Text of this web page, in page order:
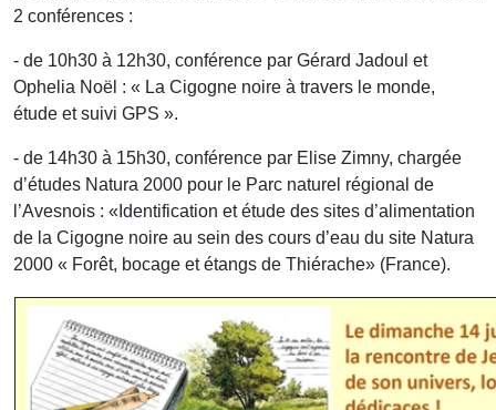
2 conférences :
- de 10h30 à 12h30, conférence par Gérard Jadoul et
Ophelia Noël : « La Cigogne noire à travers le monde,
étude et suivi GPS ».
- de 14h30 à 15h30, conférence par Elise Zimny, chargée
d’études Natura 2000 pour le Parc naturel régional de
l’Avesnois : «Identification et étude des sites d’alimentation
de la Cigogne noire au sein des cours d’eau du site Natura
2000 « Forêt, bocage et étangs de Thiérache» (France).